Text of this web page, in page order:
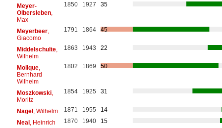
Meyer-
Olbersleben,
Max
1850 1927 35
Meyerbeer,
Giacomo
1791 1864 45
Middelschulte,
Wilhelm
1863 1943 22
Molique,
Bernhard
Wilhelm
1802 1869 50
Moszkowski,
Moritz
1854 1925 31
Nagel, Wilhelm 1871 1955
14
Neal, Heinrich 1870 1940
15